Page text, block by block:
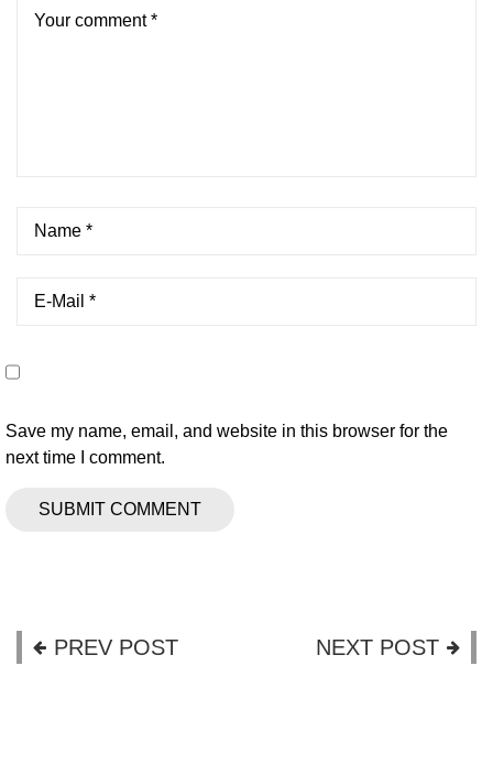
Save my name, email, and website in this browser for the
next time I comment.
PREV POST NEXT POST